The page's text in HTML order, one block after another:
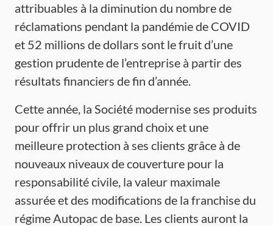
attribuables à la diminution du nombre de
réclamations pendant la pandémie de COVID
et 52 millions de dollars sont le fruit d’une
gestion prudente de l’entreprise à partir des
résultats financiers de fin d’année.
Cette année, la Société modernise ses produits
pour offrir un plus grand choix et une
meilleure protection à ses clients grâce à de
nouveaux niveaux de couverture pour la
responsabilité civile, la valeur maximale
assurée et des modifications de la franchise du
régime Autopac de base. Les clients auront la